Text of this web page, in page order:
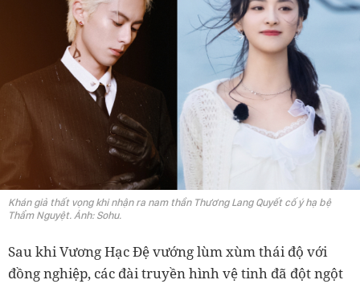
Khán giả thất vọng khi nhận ra nam thần Thương Lang Quyết cố ý hạ bệ
Thẩm Nguyệt. Ảnh: Sohu.
Sau khi Vương Hạc Đệ vướng lùm xùm thái độ với
đồng nghiệp, các đài truyền hình vệ tinh đã đột ngột